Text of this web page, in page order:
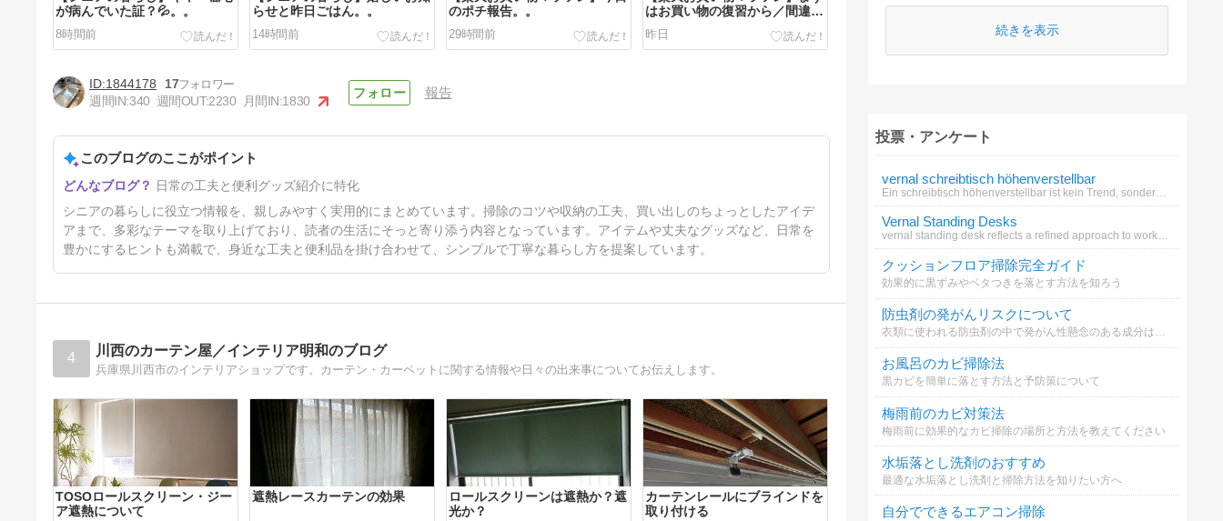
が病んでいた証？💦。。
8時間前
らせと昨日ごはん。。
14時間前
のポチ報告。。
29時間前
はお買い物の復習から／間違っ
た商品届く。。
昨日
【シニアの暮らし】昨日、作っ
た作り置き。。
2日前
1844178
17
週間IN:340 週間OUT:2230 月間IN:1830
報告
このブログのここがポイント
日常の工夫と便利グッズ紹介に特化
シニアの暮らしに役立つ情報を、親しみやすく実用的にまとめています。掃除のコツや収納の工夫、買い出しのちょっとしたアイデ
アまで、多彩なテーマを取り上げており、読者の生活にそっと寄り添う内容となっています。アイテムや丈夫なグッズなど、日常を
豊かにするヒントも満載で、身近な工夫と便利品を掛け合わせて、シンプルで丁寧な暮らし方を提案しています。
4 川西のカーテン屋／インテリア明和のブログ
兵庫県川西市のインテリアショップです。カーテン・カーペットに関する情報や日々の出来事についてお伝えします。
TOSOロールスクリーン・ジー
ア遮熱について
遮熱レースカーテンの効果
ロールスクリーンは遮熱か？遮
光か？
カーテンレールにブラインドを
取り付ける
続きを表示
投票・アンケート
vernal schreibtisch höhenverstellbar
Vernal Standing Desks
vernal standing desk reflects a refined approach to workspace design.
クッションフロア掃除完全ガイド
効果的に黒ずみやベタつきを落とす方法を知ろう
防虫剤の発がんリスクについて
衣類に使われる防虫剤の中で発がん性懸念のある成分はどれ？
お風呂のカビ掃除法
黒カビを簡単に落とす方法と予防策について
梅雨前のカビ対策法
梅雨前に効果的なカビ掃除の場所と方法を教えてください
水垢落とし洗剤のおすすめ
最適な水垢落とし洗剤と掃除方法を知りたい方へ
自分でできるエアコン掃除